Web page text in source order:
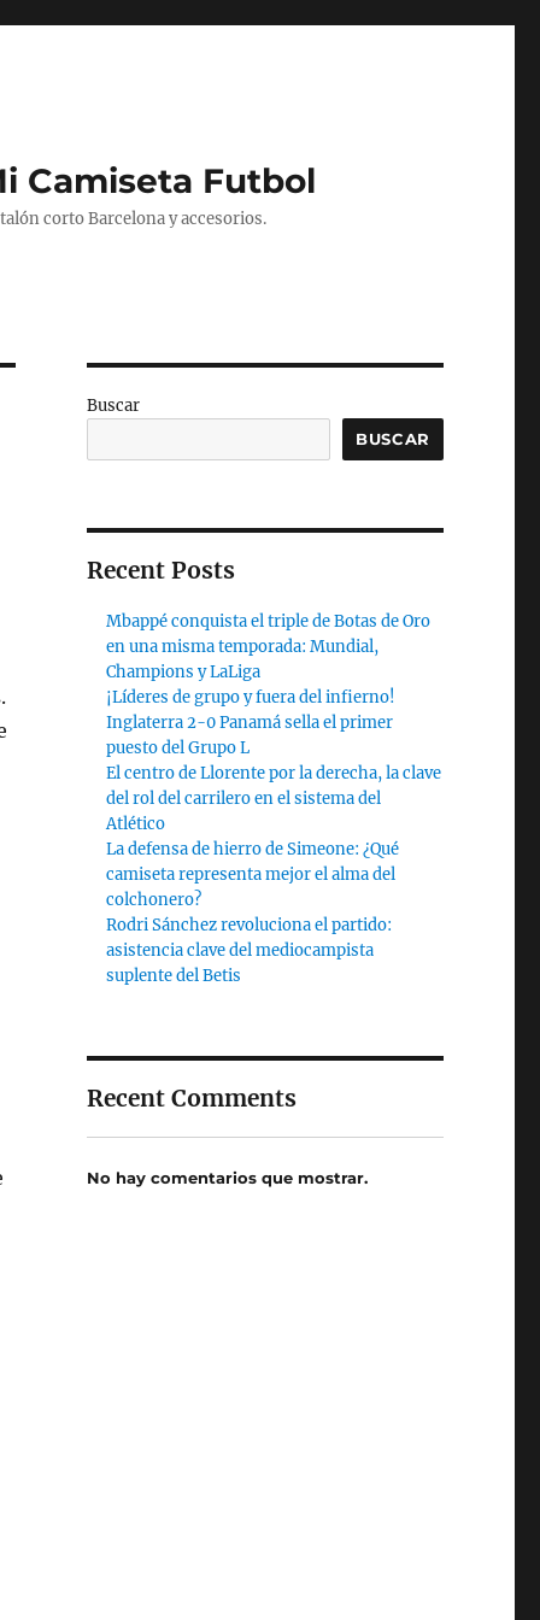
Camiseta Futbol
corto Barcelona y accesorios.
Buscar
BUSCAR
Recent Posts
Mbappé conquista el triple de Botas de Oro
en una misma temporada: Mundial,
Champions y LaLiga
¡Líderes de grupo y fuera del infierno!
Inglaterra 2-0 Panamá sella el primer
puesto del Grupo L
El centro de Llorente por la derecha, la clave
del rol del carrilero en el sistema del
Atlético
La defensa de hierro de Simeone: ¿Qué
camiseta representa mejor el alma del
colchonero?
Rodri Sánchez revoluciona el partido:
asistencia clave del mediocampista
suplente del Betis
Recent Comments
No hay comentarios que mostrar.